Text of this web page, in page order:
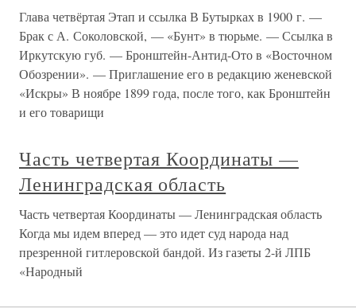
Глава четвёртая Этап и ссылка В Бутырках в 1900 г. —
Брак с А. Соколовской, — «Бунт» в тюрьме. — Ссылка в
Иркутскую губ. — Бронштейн-Антид-Ото в «Восточном
Обозрении». — Приглашение его в редакцию женевской
«Искры» В ноябре 1899 года, после того, как Бронштейн
и его товарищи
Часть четвертая Координаты —
Ленинградская область
Часть четвертая Координаты — Ленинградская область
Когда мы идем вперед — это идет суд народа над
презренной гитлеровской бандой. Из газеты 2-й ЛПБ
«Народный